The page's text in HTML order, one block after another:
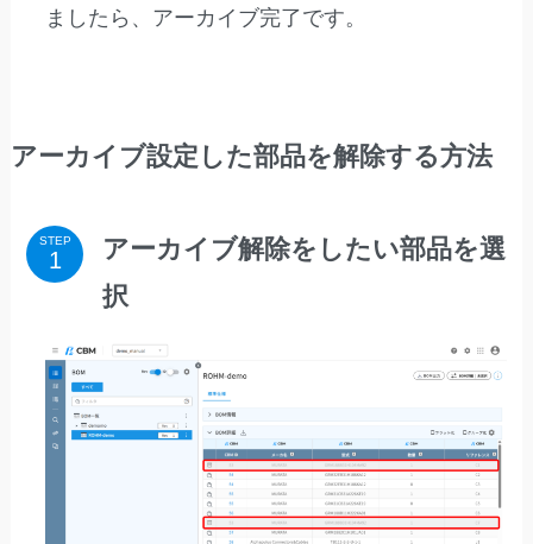
ましたら、アーカイブ完了です。
アーカイブ設定した部品を解除する方法
STEP
アーカイブ解除をしたい部品を選
択